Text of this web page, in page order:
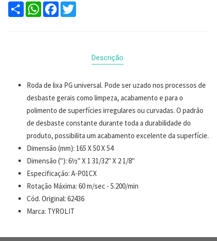
Compartilhar
WhatsAppFacebook
Twitter
Descrição
Roda de lixa PG universal. Pode ser uzado nos processos de
desbaste gerais como limpeza, acabamento e para o
polimento de superfícies irregulares ou curvadas. O padrão
de desbaste constante durante toda a durabilidade do
produto, possibilita um acabamento excelente da superfície.
Dimensão (mm): 165 X 50 X 54
Dimensão ("): 6½" X 1 31/32" X 2 1/8"
Especificação: A-P01CX
Rotação Máxima: 60 m/sec - 5.200/min
Cód. Original: 62436
Marca: TYROLIT